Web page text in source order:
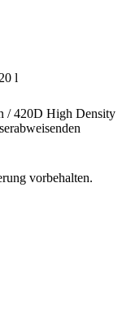
l
/ 420D High Density
vorbehalten.